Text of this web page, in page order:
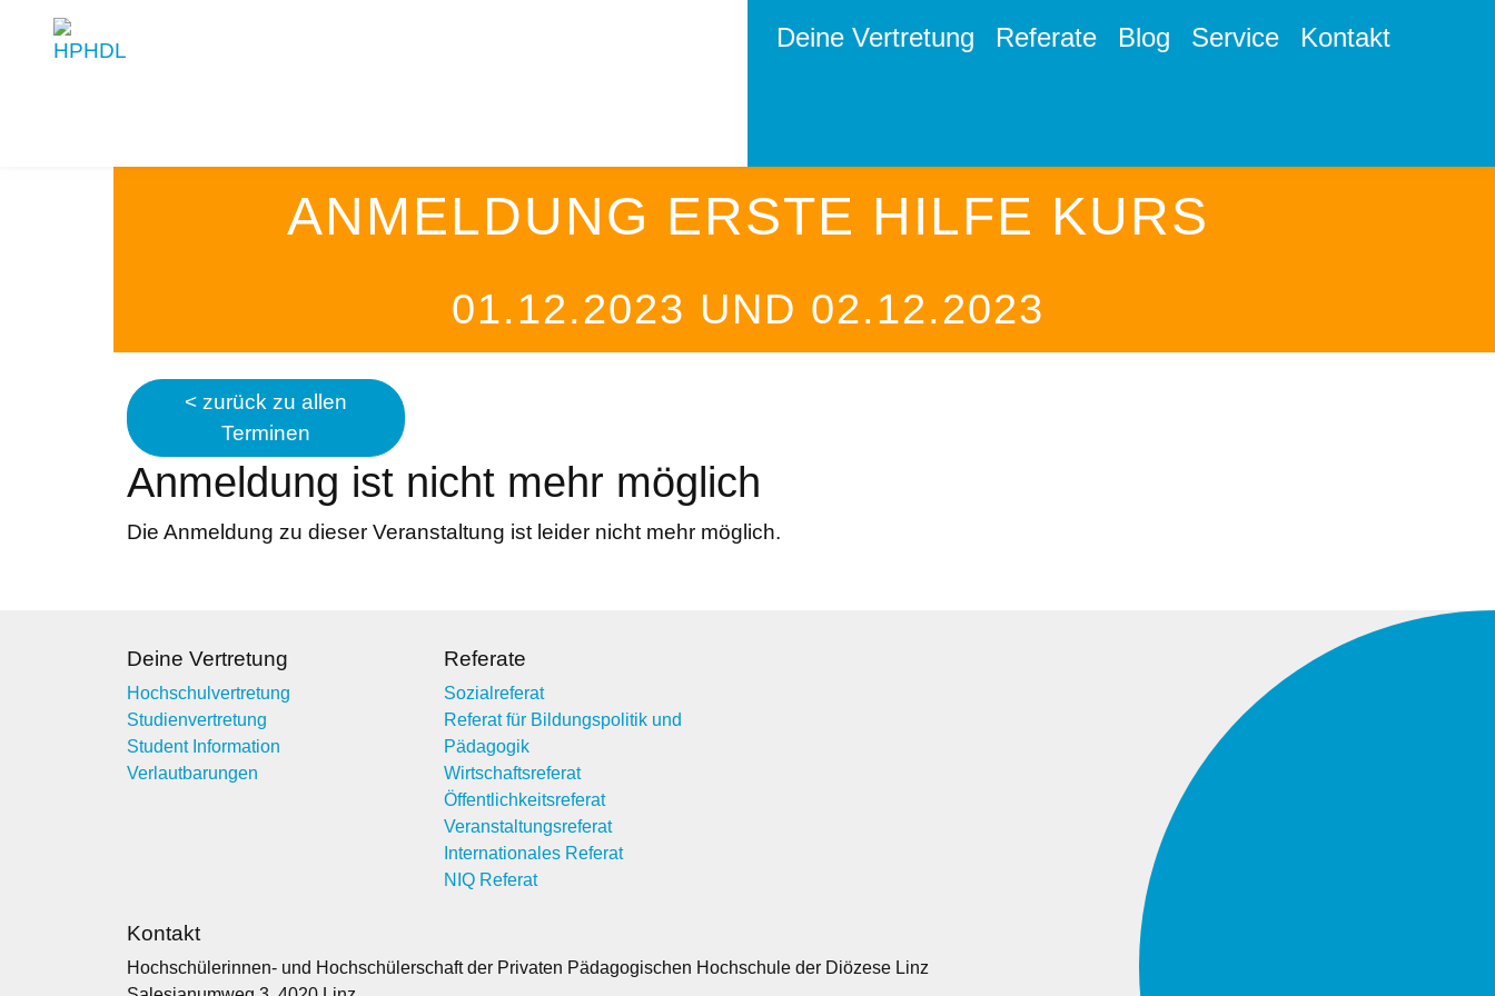
Deine Vertretung Referate Blog Service Kontakt
ANMELDUNG ERSTE HILFE KURS
01.12.2023 UND 02.12.2023
< zurück zu allen
Terminen
Anmeldung ist nicht mehr möglich
Die Anmeldung zu dieser Veranstaltung ist leider nicht mehr möglich.
Deine Vertretung
Hochschulvertretung
Studienvertretung
Student Information
Verlautbarungen
Referate
Sozialreferat
Referat für Bildungspolitik und
Pädagogik
Wirtschaftsreferat
Öffentlichkeitsreferat
Veranstaltungsreferat
Internationales Referat
NIQ Referat
Kontakt
Hochschülerinnen- und Hochschülerschaft der Privaten Pädagogischen Hochschule der Diözese Linz